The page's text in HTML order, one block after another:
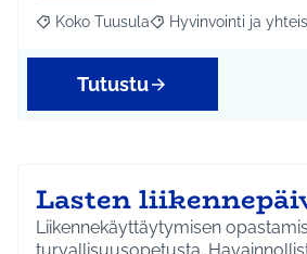
Rajaa tulokset aihepiirin mukaan: Koko
Koko Tuusula Rajaa tulokset
Hyvinvointi ja
Tutustu
Lasten
Liikennekäyttäytymisen